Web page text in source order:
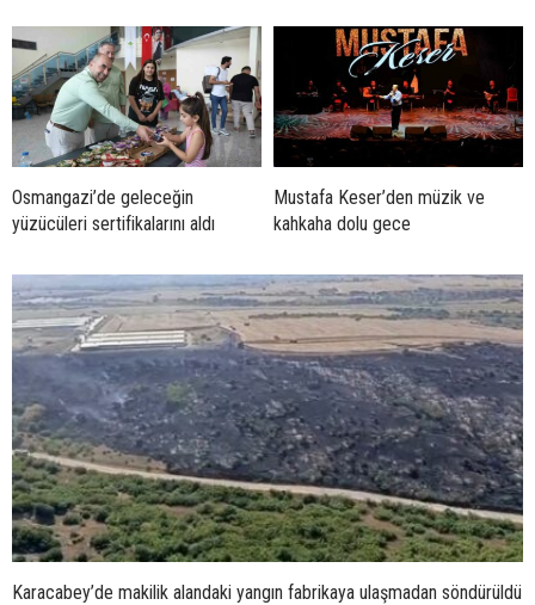
Osmangazi’de geleceğin
yüzücüleri sertifikalarını aldı
Mustafa Keser’den müzik ve
kahkaha dolu gece
Karacabey’de makilik alandaki yangın fabrikaya ulaşmadan söndürüldü